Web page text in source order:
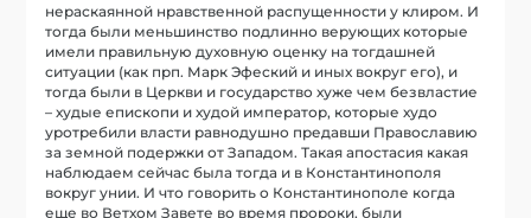
нераскаянной нравственной распущенности у клиром. И
тогда были меньшинство подлинно верующих которые
имели правильную духовную оценку на тогдашней
ситуации (как прп. Марк Эфеский и иных вокруг его), и
тогда были в Церкви и государство хуже чем безвластие
– худые епископи и худой император, которые худо
уротребили власти равнодушно предавши Православию
за земной подержки от Западом. Такая апостасия какая
наблюдаем сейчас была тогда и в Константинополя
вокруг унии. И что говорить о Константинополе когда
еще во Ветхом Завете во время пророки, были